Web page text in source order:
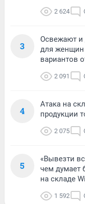
2 624
3
Освежают и
для женщин
вариантов
2 091
4
Атака на
продукции
2 075
5
«Вывезти
чем думает
на складе
1 592